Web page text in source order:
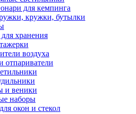
для кемпинга
кружки, бутылки
хранения
воздуха
отпариватели
и веники
наборы
окон и стекол